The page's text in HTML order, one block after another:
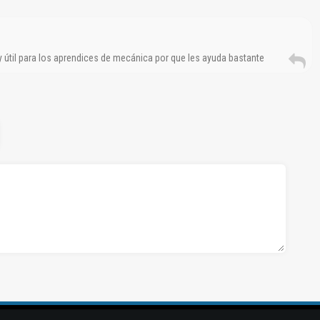
para los aprendices de mecánica por que les ayuda bastante